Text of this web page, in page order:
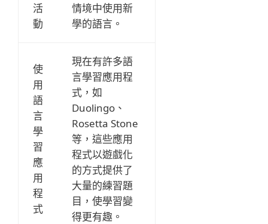
活
動
情境中使用新
學的語言。
使
用
語
言
學
習
應
用
程
式
現在有許多語
言學習應用程
式，如
Duolingo、
Rosetta Stone
等，這些應用
程式以遊戲化
的方式提供了
大量的練習題
目，使學習變
得更有趣。